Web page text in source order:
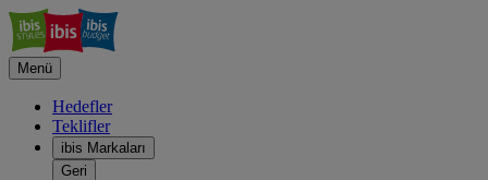
Menü
Hedefler
Teklifler
ibis Markaları
Geri